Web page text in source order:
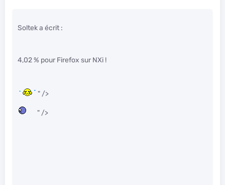
Soltek a écrit :
4,02 % pour Firefox sur NXi !
" />
" />